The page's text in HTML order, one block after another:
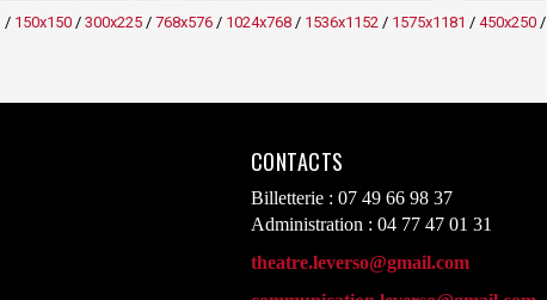
/ 150x150/ 300x225/ 768x576/ 1024x768/ 1536x1152/ 1575x1181 / 450x250/
CONTACTS
Billetterie : 07 49 66 98 37
Administration : 04 77 47 01 31
theatre.leverso@gmail.com